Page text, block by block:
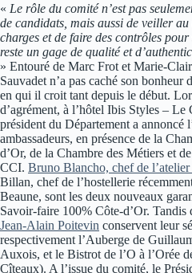
« Le rôle du comité n’est pas
de candidats, mais aussi de veiller au
charges et de faire des contrôles
reste un gage de qualité et
» Entouré de Marc Frot et Marie-
Sauvadet n’a pas caché son
en qui il croit tant depuis le début.
d’agrément, à l’hôtel Ibis Styles –
président du Département a annoncé
ambassadeurs, en présence de la
d’Or, de la Chambre des Métiers et
CCI. Bruno Blancho, chef de l’atelier
Billan, chef de l’hostellerie
Beaune, sont les deux nouveaux
Savoir-faire 100% Côte-d’Or.
Jean-Alain Poitevin conservent leur
respectivement l’Auberge de
Auxois, et le Bistrot de l’O à l’Orée
Cîteaux). A l’issue du comité, le